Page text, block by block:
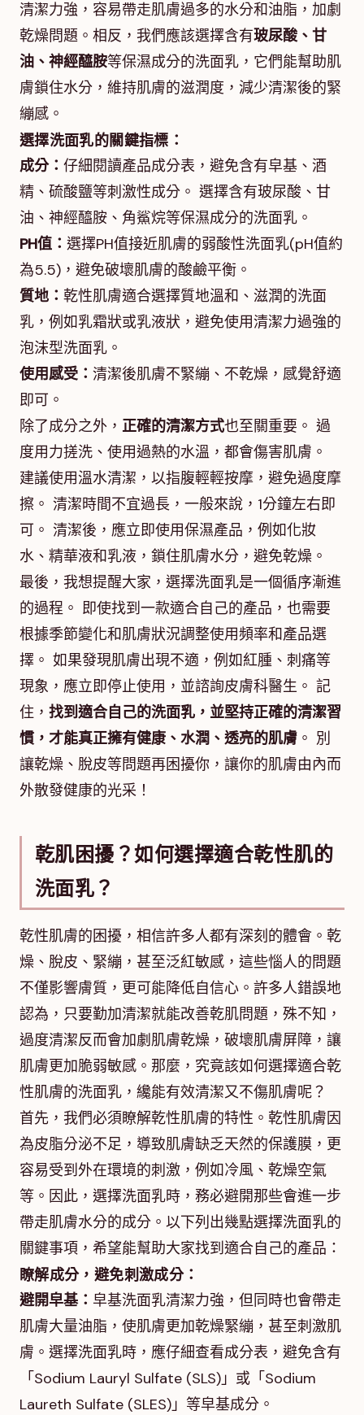
清潔力強，容易帶走肌膚過多的水分和油脂，加劇
乾燥問題。相反，我們應該選擇含有玻尿酸、甘
油、神經醯胺等保濕成分的洗面乳，它們能幫助肌
膚鎖住水分，維持肌膚的滋潤度，減少清潔後的緊
繃感。
選擇洗面乳的關鍵指標：
成分： 仔細閱讀產品成分表，避免含有皁基、酒
精、硫酸鹽等刺激性成分。 選擇含有玻尿酸、甘
油、神經醯胺、角鯊烷等保濕成分的洗面乳。
PH值： 選擇PH值接近肌膚的弱酸性洗面乳(pH值約
為5.5)，避免破壞肌膚的酸鹼平衡。
質地： 乾性肌膚適合選擇質地溫和、滋潤的洗面
乳，例如乳霜狀或乳液狀，避免使用清潔力過強的
泡沫型洗面乳。
使用感受： 清潔後肌膚不緊繃、不乾燥，感覺舒適
即可。
除了成分之外， 正確的清潔方式也至關重要。 過
度用力搓洗、使用過熱的水溫，都會傷害肌膚。
建議使用溫水清潔，以指腹輕輕按摩，避免過度摩
擦。 清潔時間不宜過長，一般來說，1分鐘左右即
可。 清潔後，應立即使用保濕產品，例如化妝
水、精華液和乳液，鎖住肌膚水分，避免乾燥。
最後，我想提醒大家，選擇洗面乳是一個循序漸進
的過程。 即使找到一款適合自己的產品，也需要
根據季節變化和肌膚狀況調整使用頻率和產品選
擇。 如果發現肌膚出現不適，例如紅腫、刺痛等
現象，應立即停止使用，並諮詢皮膚科醫生。 記
住， 找到適合自己的洗面乳，並堅持正確的清潔習
慣，才能真正擁有健康、水潤、透亮的肌膚 。 別
讓乾燥、脫皮等問題再困擾你，讓你的肌膚由內而
外散發健康的光采！
乾肌困擾？如何選擇適合乾性肌的
洗面乳？
乾性肌膚的困擾，相信許多人都有深刻的體會。乾
燥、脫皮、緊繃，甚至泛紅敏感，這些惱人的問題
不僅影響膚質，更可能降低自信心。許多人錯誤地
認為，只要勤加清潔就能改善乾肌問題，殊不知，
過度清潔反而會加劇肌膚乾燥，破壞肌膚屏障，讓
肌膚更加脆弱敏感。那麼，究竟該如何選擇適合乾
性肌膚的洗面乳，纔能有效清潔又不傷肌膚呢？
首先，我們必須瞭解乾性肌膚的特性。乾性肌膚因
為皮脂分泌不足，導致肌膚缺乏天然的保護膜，更
容易受到外在環境的刺激，例如冷風、乾燥空氣
等。因此，選擇洗面乳時，務必避開那些會進一步
帶走肌膚水分的成分。以下列出幾點選擇洗面乳的
關鍵事項，希望能幫助大家找到適合自己的產品：
瞭解成分，避免刺激成分：
避開皁基： 皁基洗面乳清潔力強，但同時也會帶走
肌膚大量油脂，使肌膚更加乾燥緊繃，甚至刺激肌
膚。選擇洗面乳時，應仔細查看成分表，避免含有
「Sodium Lauryl Sulfate (SLS)」或「Sodium
Laureth Sulfate (SLES)」等皁基成分。